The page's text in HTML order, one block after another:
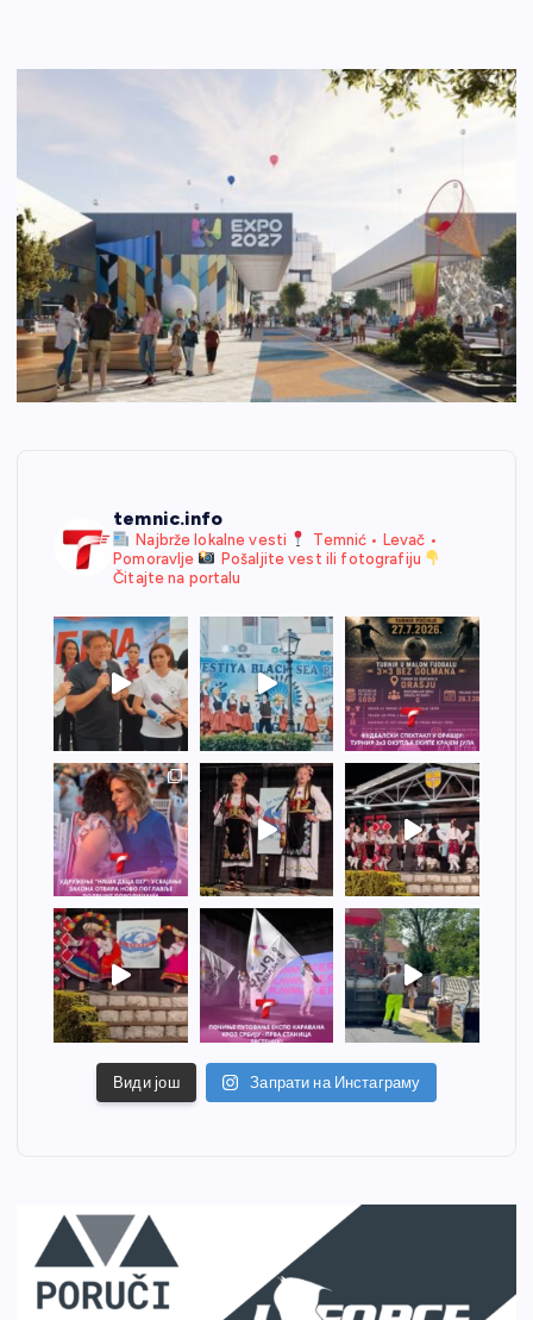
temnic.info
Najbrže lokalne vesti
Temnić • Levač •
Pomoravlje
Pošaljite vest ili fotografiju
Čitajte na portalu
Види још Запрати на Инстаграму